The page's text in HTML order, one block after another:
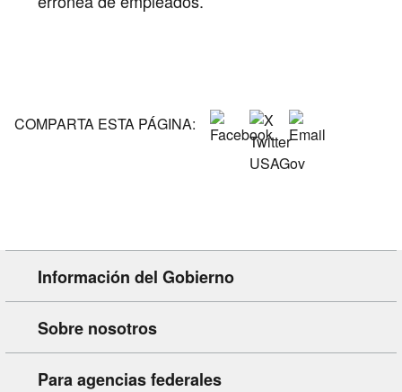
COMPARTA ESTA PÁGINA:
Información del Gobierno
Sobre nosotros
Para agencias federales